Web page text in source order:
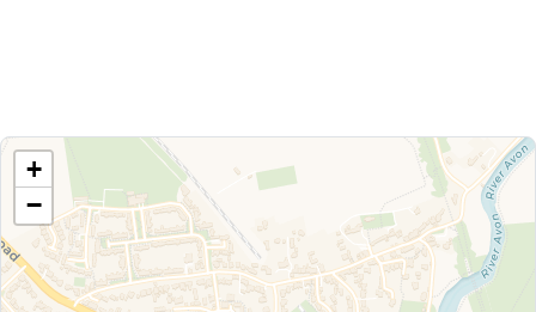
+
−